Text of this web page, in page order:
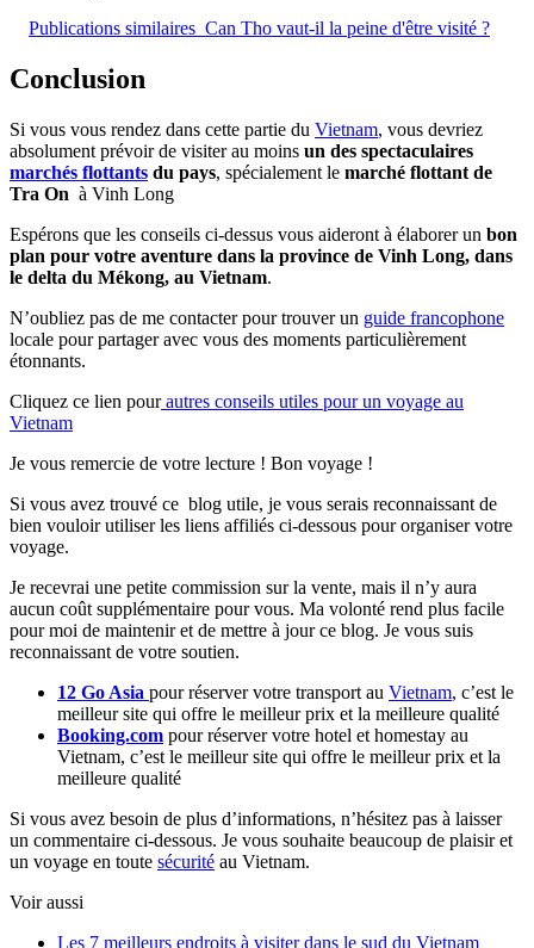
Publications similaires Can Tho vaut-il la peine d'être visité ?
Conclusion
Si vous vous rendez dans cette partie du Vietnam, vous devriez
absolument prévoir de visiter au moins un des spectaculaires
marchés flottants du pays, spécialement le marché flottant de
Tra On à Vinh Long
Espérons que les conseils ci-dessus vous aideront à élaborer un bon
plan pour votre aventure dans la province de Vinh Long, dans
le delta du Mékong, au Vietnam.
N’oubliez pas de me contacter pour trouver un guide francophone
locale pour partager avec vous des moments particulièrement
étonnants.
Cliquez ce lien pourautres conseils utiles pour un voyage au
Vietnam
Je vous remercie de votre lecture ! Bon voyage !
Si vous avez trouvé ce blog utile, je vous serais reconnaissant de
bien vouloir utiliser les liens affiliés ci-dessous pour organiser votre
voyage.
Je recevrai une petite commission sur la vente, mais il n’y aura
aucun coût supplémentaire pour vous. Ma volonté rend plus facile
pour moi de maintenir et de mettre à jour ce blog. Je vous suis
reconnaissant de votre soutien.
12 Go Asia pour réserver votre transport au Vietnam, c’est le
meilleur site qui offre le meilleur prix et la meilleure qualité
Booking.com pour réserver votre hotel et homestay au
Vietnam, c’est le meilleur site qui offre le meilleur prix et la
meilleure qualité
Si vous avez besoin de plus d’informations, n’hésitez pas à laisser
un commentaire ci-dessous. Je vous souhaite beaucoup de plaisir et
un voyage en toute sécurité au Vietnam.
Voir aussi
Les 7 meilleurs endroits à visiter dans le sud du Vietnam